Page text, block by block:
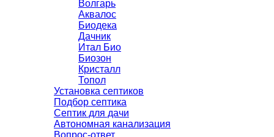
Волгарь
Аквалос
Биодека
Дачник
Итал Био
Биозон
Кристалл
Топол
Установка септиков
Подбор септика
Септик для дачи
Автономная канализация